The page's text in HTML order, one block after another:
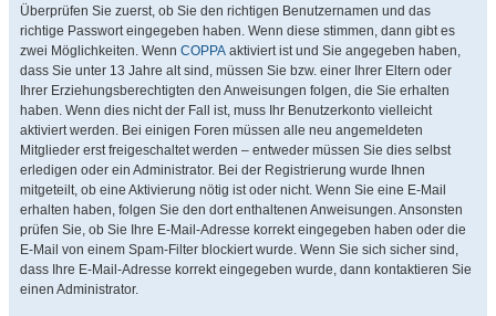
Überprüfen Sie zuerst, ob Sie den richtigen Benutzernamen und das
richtige Passwort eingegeben haben. Wenn diese stimmen, dann gibt es
zwei Möglichkeiten. Wenn COPPA aktiviert ist und Sie angegeben haben,
dass Sie unter 13 Jahre alt sind, müssen Sie bzw. einer Ihrer Eltern oder
Ihrer Erziehungsberechtigten den Anweisungen folgen, die Sie erhalten
haben. Wenn dies nicht der Fall ist, muss Ihr Benutzerkonto vielleicht
aktiviert werden. Bei einigen Foren müssen alle neu angemeldeten
Mitglieder erst freigeschaltet werden – entweder müssen Sie dies selbst
erledigen oder ein Administrator. Bei der Registrierung wurde Ihnen
mitgeteilt, ob eine Aktivierung nötig ist oder nicht. Wenn Sie eine E-Mail
erhalten haben, folgen Sie den dort enthaltenen Anweisungen. Ansonsten
prüfen Sie, ob Sie Ihre E-Mail-Adresse korrekt eingegeben haben oder die
E-Mail von einem Spam-Filter blockiert wurde. Wenn Sie sich sicher sind,
dass Ihre E-Mail-Adresse korrekt eingegeben wurde, dann kontaktieren Sie
einen Administrator.